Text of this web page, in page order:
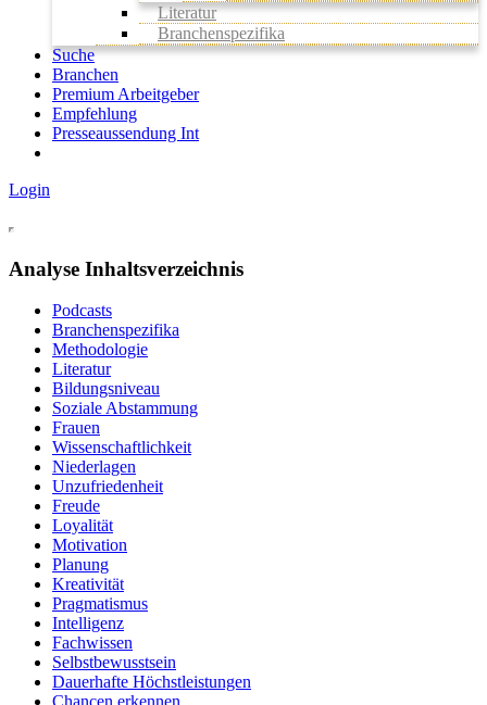
Literatur
Branchenspezifika
Suche
Branchen
Premium Arbeitgeber
Empfehlung
Presseaussendung Int
Login
Analyse Inhaltsverzeichnis
Podcasts
Branchenspezifika
Methodologie
Literatur
Bildungsniveau
Soziale Abstammung
Frauen
Wissenschaftlichkeit
Niederlagen
Unzufriedenheit
Freude
Loyalität
Motivation
Planung
Kreativität
Pragmatismus
Intelligenz
Fachwissen
Selbstbewusstsein
Dauerhafte Höchstleistungen